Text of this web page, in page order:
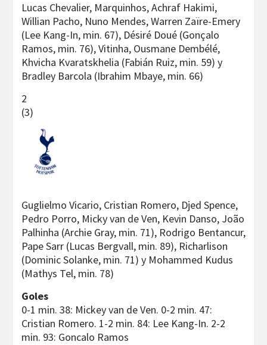
Lucas Chevalier, Marquinhos, Achraf Hakimi,
Willian Pacho, Nuno Mendes, Warren Zaïre-Emery
(Lee Kang-In, min. 67), Désiré Doué (Gonçalo
Ramos, min. 76), Vitinha, Ousmane Dembélé,
Khvicha Kvaratskhelia (Fabián Ruiz, min. 59) y
Bradley Barcola (Ibrahim Mbaye, min. 66)
2
(3)
Guglielmo Vicario, Cristian Romero, Djed Spence,
Pedro Porro, Micky van de Ven, Kevin Danso, João
Palhinha (Archie Gray, min. 71), Rodrigo Bentancur,
Pape Sarr (Lucas Bergvall, min. 89), Richarlison
(Dominic Solanke, min. 71) y Mohammed Kudus
(Mathys Tel, min. 78)
Goles
0-1 min. 38: Mickey van de Ven. 0-2 min. 47:
Cristian Romero. 1-2 min. 84: Lee Kang-In. 2-2
min. 93: Goncalo Ramos